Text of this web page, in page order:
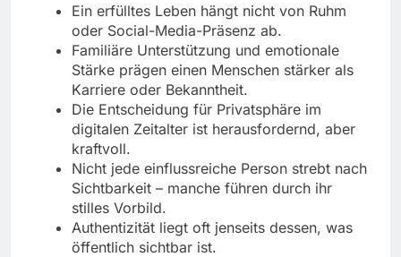
Ein erfülltes Leben hängt nicht von Ruhm
oder Social-Media-Präsenz ab.
Familiäre Unterstützung und emotionale
Stärke prägen einen Menschen stärker als
Karriere oder Bekanntheit.
Die Entscheidung für Privatsphäre im
digitalen Zeitalter ist herausfordernd, aber
kraftvoll.
Nicht jede einflussreiche Person strebt nach
Sichtbarkeit – manche führen durch ihr
stilles Vorbild.
Authentizität liegt oft jenseits dessen, was
öffentlich sichtbar ist.